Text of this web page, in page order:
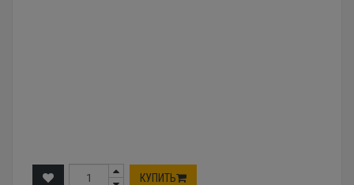
КУПИТЬ